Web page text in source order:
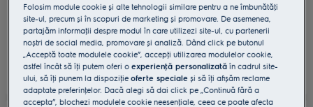
Folosim module cookie și alte tehnologii similare pentru a ne îmbunătăţi
site-ul, precum și în scopuri de marketing și promovare. De asemenea,
partajăm informaţii despre modul în care utilizezi site-ul, cu partenerii
noștri de social media, promovare și analiză. Dând click pe butonul
„Acceptă toate modulele cookie”, accepţi utilizarea modulelor cookie,
astfel încât să îţi putem oferi oexperienţă personalizată în cadrul site-
ului, să îţi punem la dispoziţieoferte speciale și să îţi afișăm reclame
adaptate preferinţelor. Dacă alegi să dai click pe „Continuă fără a
accepta”, blochezi modulele cookie neesenţiale, ceea ce poate afecta